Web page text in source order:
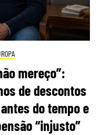
mereço”:
de descontos
do tempo e
“injusto”